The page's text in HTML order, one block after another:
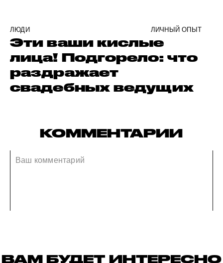
ЛЮДИ ЛИЧНЫЙ ОПЫТ
Эти ваши кислые
лица! Подгорело: что
раздражает
свадебных ведущих
КОММЕНТАРИИ
ВАМ БУДЕТ ИНТЕРЕСНО